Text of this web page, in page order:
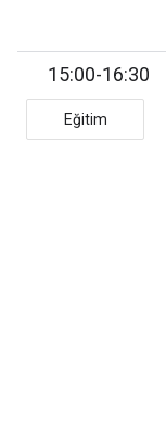
15:00-16:30
Eğitim